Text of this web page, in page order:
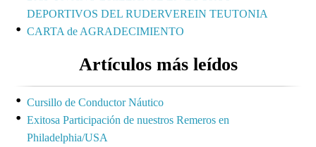
DEPORTIVOS DEL RUDERVEREIN TEUTONIA
CARTA de AGRADECIMIENTO
Artículos más leídos
Cursillo de Conductor Náutico
Exitosa Participación de nuestros Remeros en
Philadelphia/USA